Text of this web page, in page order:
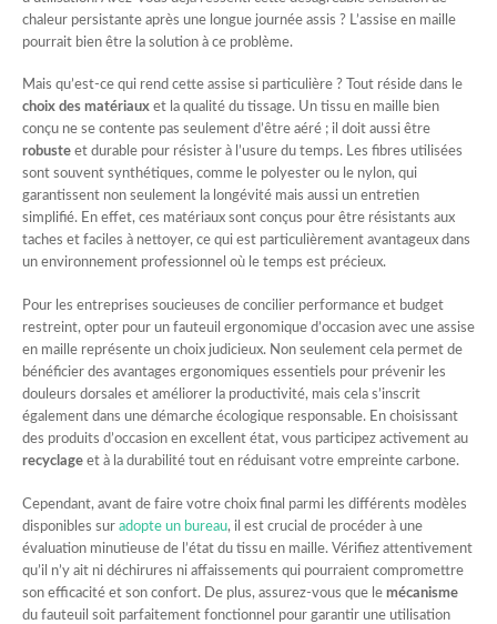
chaleur persistante après une longue journée assis ? L’assise en maille
pourrait bien être la solution à ce problème.
Mais qu’est-ce qui rend cette assise si particulière ? Tout réside dans le
choix des matériaux et la qualité du tissage. Un tissu en maille bien
conçu ne se contente pas seulement d’être aéré ; il doit aussi être
robuste et durable pour résister à l’usure du temps. Les fibres utilisées
sont souvent synthétiques, comme le polyester ou le nylon, qui
garantissent non seulement la longévité mais aussi un entretien
simplifié. En effet, ces matériaux sont conçus pour être résistants aux
taches et faciles à nettoyer, ce qui est particulièrement avantageux dans
un environnement professionnel où le temps est précieux.
Pour les entreprises soucieuses de concilier performance et budget
restreint, opter pour un fauteuil ergonomique d’occasion avec une assise
en maille représente un choix judicieux. Non seulement cela permet de
bénéficier des avantages ergonomiques essentiels pour prévenir les
douleurs dorsales et améliorer la productivité, mais cela s’inscrit
également dans une démarche écologique responsable. En choisissant
des produits d’occasion en excellent état, vous participez activement au
recyclage et à la durabilité tout en réduisant votre empreinte carbone.
Cependant, avant de faire votre choix final parmi les différents modèles
disponibles sur adopte un bureau, il est crucial de procéder à une
évaluation minutieuse de l’état du tissu en maille. Vérifiez attentivement
qu’il n’y ait ni déchirures ni affaissements qui pourraient compromettre
son efficacité et son confort. De plus, assurez-vous que le mécanisme
du fauteuil soit parfaitement fonctionnel pour garantir une utilisation